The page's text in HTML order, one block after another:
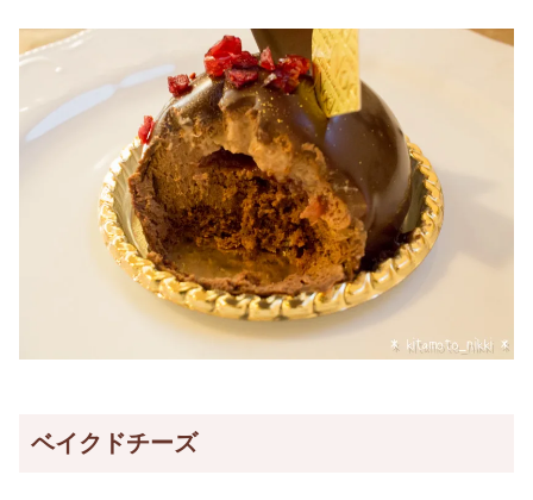
ベイクドチーズ